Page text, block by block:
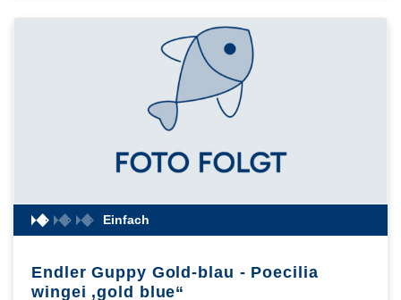
Einfach
Endler Guppy Gold-blau - Poecilia
wingei ‚gold blue“